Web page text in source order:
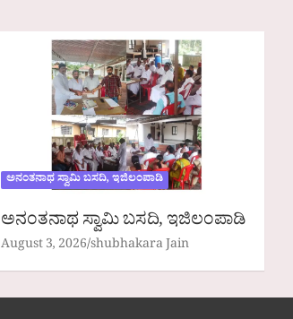
ಅನಂತನಾಥ ಸ್ವಾಮಿ ಬಸದಿ, ಇಜಿಲಂಪಾಡಿ
ಅನಂತನಾಥ ಸ್ವಾಮಿ ಬಸದಿ, ಇಜಿಲಂಪಾಡಿ
August 3, 2026shubhakara Jain